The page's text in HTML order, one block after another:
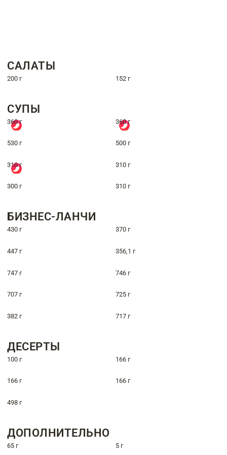
САЛАТЫ
200 г 152 г
СУПЫ
360 г 360 г
530 г 500 г
310 г 310 г
300 г 310 г
БИЗНЕС-ЛАНЧИ
430 г 370 г
447 г 356,1 г
747 г 746 г
707 г 725 г
382 г 717 г
ДЕСЕРТЫ
100 г 166 г
166 г 166 г
498 г
ДОПОЛНИТЕЛЬНО
65 г 5 г